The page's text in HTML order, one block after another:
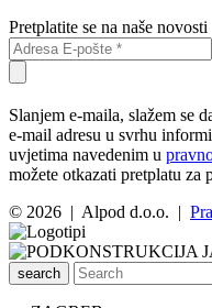
Pretplatite se na naše novosti
Slanjem e-maila, slažem se
e-mail adresu u svrhu
uvjetima navedenim u
možete otkazati pretplatu za
© 2026 | Alpod d.o.o. |
search